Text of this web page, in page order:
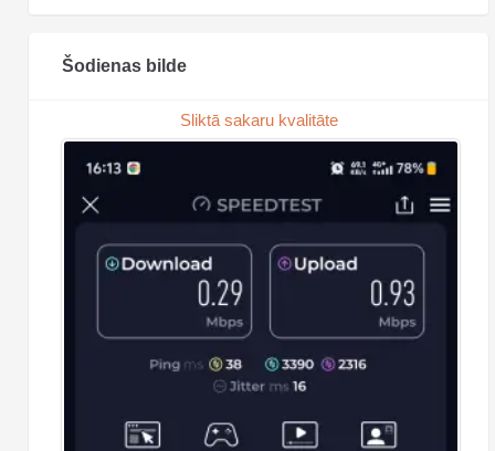
Šodienas bilde
Sliktā sakaru kvalitāte